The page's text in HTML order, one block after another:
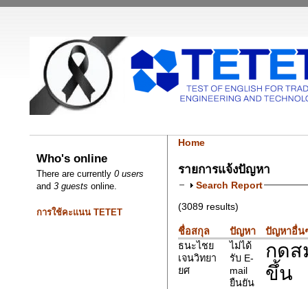
Who's online
There are currently0 users
and3 guests online.
การใช้คะแนน TETET
Home
รายการแจ้งปัญหา
Search Report
(3089 results)
ชื่อสกุล ปัญหา
ปัญหาอื่น
ธนะไชย
เจนวิทยา
ยศ
ไม่ได้
รับ E-
mail
ยืนยัน
กดส
ขึ้น